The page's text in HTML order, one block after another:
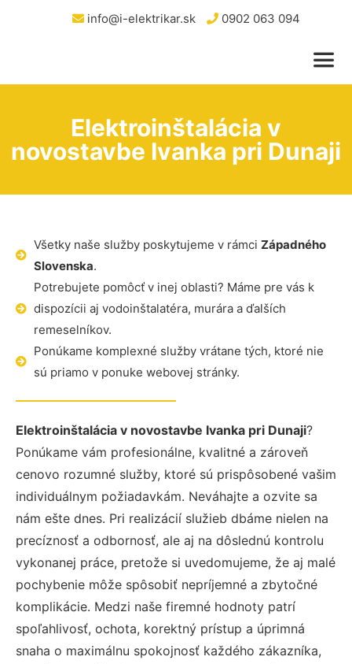
info@i-elektrikar.sk 0902 063 094
Elektroinštalácia v
novostavbe Ivanka pri Dunaji
Všetky naše služby poskytujeme v rámci Západného
Slovenska.
Potrebujete pomôcť v inej oblasti? Máme pre vás k
dispozícii aj vodoinštalatéra, murára a ďalších
remeselníkov.
Ponúkame komplexné služby vrátane tých, ktoré nie
sú priamo v ponuke webovej stránky.
Elektroinštalácia v novostavbe Ivanka pri Dunaji?
Ponúkame vám profesionálne, kvalitné a zároveň
cenovo rozumné služby, ktoré sú prispôsobené vašim
individuálnym požiadavkám. Neváhajte a ozvite sa
nám ešte dnes. Pri realizácií služieb dbáme nielen na
precíznosť a odbornosť, ale aj na dôslednú kontrolu
vykonanej práce, pretože si uvedomujeme, že aj malé
pochybenie môže spôsobiť nepríjemné a zbytočné
komplikácie. Medzi naše firemné hodnoty patrí
spoľahlivosť, ochota, korektný prístup a úprimná
snaha o maximálnu spokojnosť každého zákazníka,